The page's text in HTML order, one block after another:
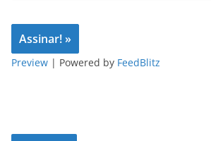
Preview | Powered by FeedBlitz